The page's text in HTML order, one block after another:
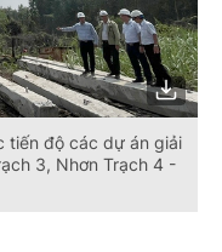
tiến độ các dự án giải
3, Nhơn Trạch 4 -